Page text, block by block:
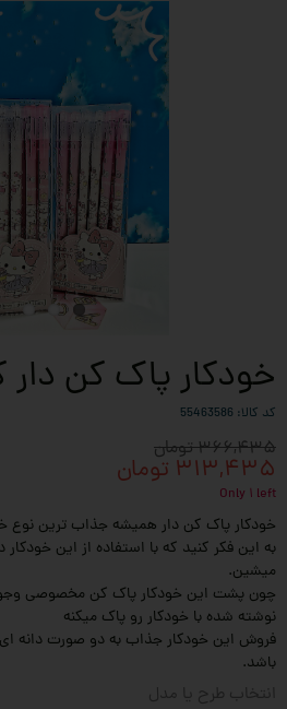
خودکار پاک کن
کد کالا: 55463586
۳۶۶,۴۳۵ تومان
۳۱۳,۴۳۵ تومان
Only ۱ left
خودکار پاک کن دار همیشه جذاب ترین نوع
به این فکر کنید که با استفاده از این خودکار
میشین.
چون پشت این خودکار پاک کن مخصوصی
نوشته شده با خودکار رو پاک میکنه
باشد.
انتخاب طرح یا مدل